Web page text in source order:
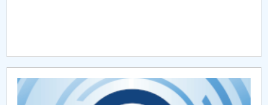
Chestionar angajabilitate ALUMNI – UPB